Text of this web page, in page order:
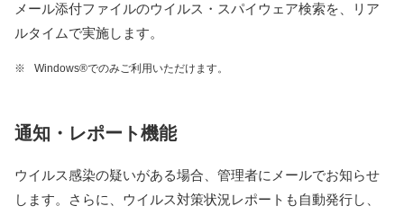
メール添付ファイルのウイルス・スパイウェア検索を、リア
ルタイムで実施します。
※ Windows®︎でのみご利用いただけます。
通知・レポート機能
ウイルス感染の疑いがある場合、管理者にメールでお知らせ
します。さらに、ウイルス対策状況レポートも自動発行し、